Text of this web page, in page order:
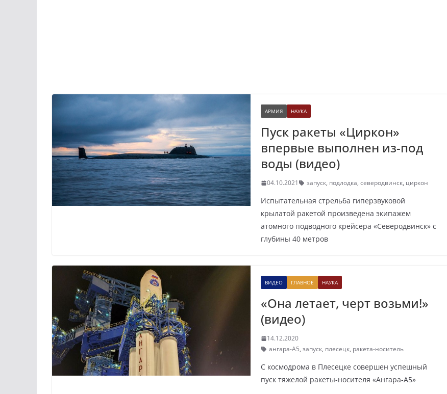
АРМИЯ НАУКА
Пуск ракеты «Циркон»
впервые выполнен из-под
воды (видео)
04.10.2021 запуск, подлодка, северодвинск, циркон
Испытательная стрельба гиперзвуковой
крылатой ракетой произведена экипажем
атомного подводного крейсера «Северодвинск» с
глубины 40 метров
ВИДЕО ГЛАВНОЕ НАУКА
«Она летает, черт возьми!»
(видео)
14.12.2020
ангара-А5, запуск, плесецк, ракета-носитель
С космодрома в Плесецке совершен успешный
пуск тяжелой ракеты-носителя «Ангара-А5»